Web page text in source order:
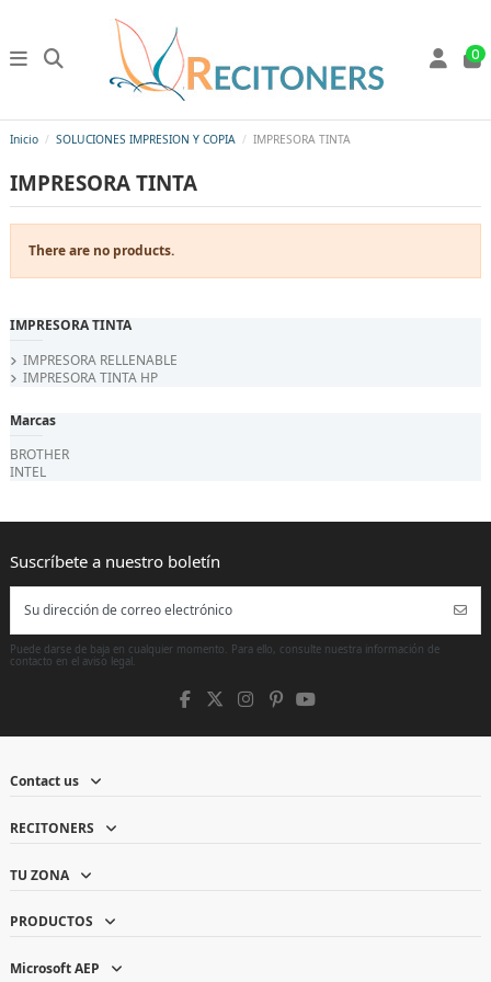
0
Inicio SOLUCIONES IMPRESION Y COPIA IMPRESORA TINTA
IMPRESORA TINTA
There are no products.
IMPRESORA TINTA
IMPRESORA RELLENABLE
IMPRESORA TINTA HP
Marcas
BROTHER
INTEL
Puede darse de baja en cualquier momento. Para ello, consulte nuestra información de
contacto en el aviso legal.
Contact us
RECITONERS
TU ZONA
PRODUCTOS
Microsoft AEP